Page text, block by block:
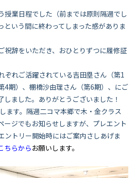
授業日程でした（前までは原則隔週でし
という間に終わってしまった感がありま
祝辞をいただき、おひとりずつに履修証
ぞれご活躍されている吉田塁さん（第1
4期）、棚橋沙由理さん（第6期）、にご
しました。ありがとうございました！
ます。隔週二コマ本郷で木・金クラス
ージでもお知らせしますが、プレエント
ントリー開始時にはご案内さしあげま
ちらから お願いします。